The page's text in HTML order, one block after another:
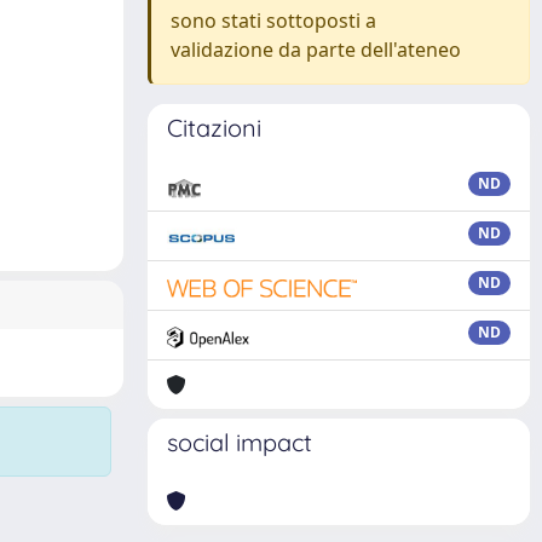
sono stati sottoposti a
validazione da parte dell'ateneo
Citazioni
ND
ND
ND
ND
social impact